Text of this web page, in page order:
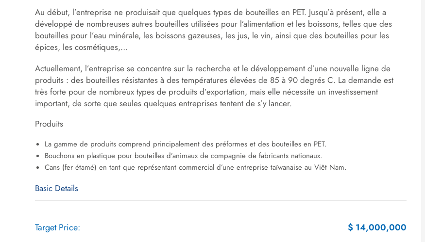
Au début, l’entreprise ne produisait que quelques types de bouteilles en PET. Jusqu’à présent, elle a
développé de nombreuses autres bouteilles utilisées pour l’alimentation et les boissons, telles que des
bouteilles pour l’eau minérale, les boissons gazeuses, les jus, le vin, ainsi que des bouteilles pour les
épices, les cosmétiques,…
Actuellement, l’entreprise se concentre sur la recherche et le développement d’une nouvelle ligne de
produits : des bouteilles résistantes à des températures élevées de 85 à 90 degrés C. La demande est
très forte pour de nombreux types de produits d’exportation, mais elle nécessite un investissement
important, de sorte que seules quelques entreprises tentent de s’y lancer.
Produits
La gamme de produits comprend principalement des préformes et des bouteilles en PET.
Bouchons en plastique pour bouteilles d’animaux de compagnie de fabricants nationaux.
Cans (fer étamé) en tant que représentant commercial d’une entreprise taïwanaise au Viêt Nam.
Basic Details
Target Price: $ 14,000,000